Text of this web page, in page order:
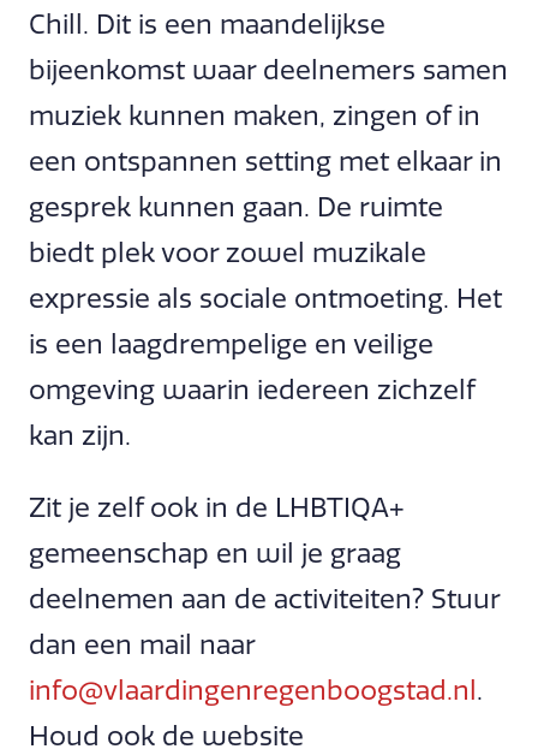
Chill. Dit is een maandelijkse
bijeenkomst waar deelnemers samen
muziek kunnen maken, zingen of in
een ontspannen setting met elkaar in
gesprek kunnen gaan. De ruimte
biedt plek voor zowel muzikale
expressie als sociale ontmoeting. Het
is een laagdrempelige en veilige
omgeving waarin iedereen zichzelf
kan zijn.
Zit je zelf ook in de LHBTIQA+
gemeenschap en wil je graag
deelnemen aan de activiteiten? Stuur
dan een mail naar
info@vlaardingenregenboogstad.nl .
Houd ook de website